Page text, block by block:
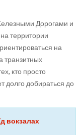
Дорогами и
территории
на
транзитных
кто просто
долго добираться до
вокзалах